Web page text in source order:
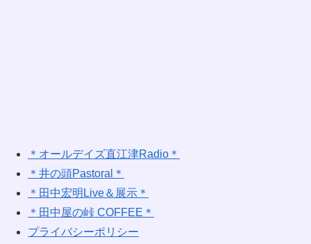
＊オールデイズ直江津Radio＊
＊井の頭Pastoral＊
＊田中宏明Live＆展示＊
＊田中屋の峠 COFFEE＊
プライバシーポリシー